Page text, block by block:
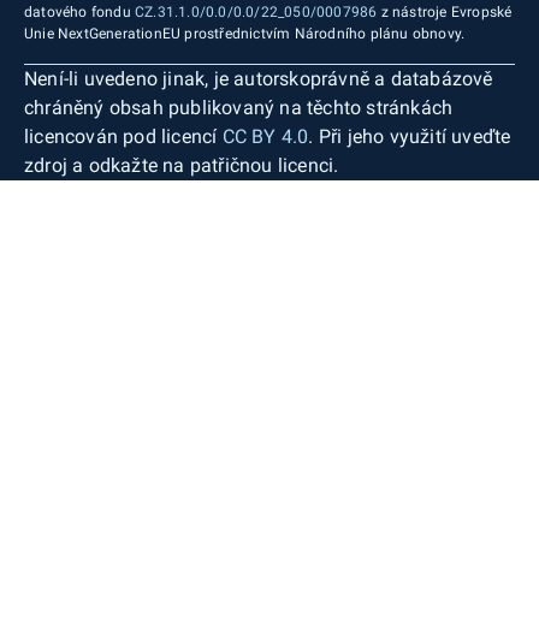
datového fondu CZ.31.1.0/0.0/0.0/22_050/0007986 z nástroje Evropské
Unie NextGenerationEU prostřednictvím Národního plánu obnovy.
Není-li uvedeno jinak, je autorskoprávně a databázově
chráněný obsah publikovaný na těchto stránkách
licencován pod licencí CC BY 4.0. Při jeho využití uveďte
zdroj a odkažte na patřičnou licenci.